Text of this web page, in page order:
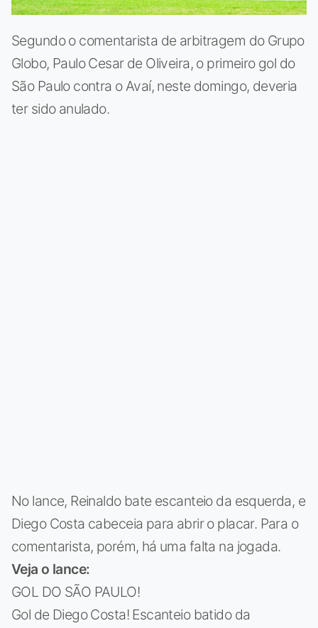
Segundo o comentarista de arbitragem do Grupo
Globo, Paulo Cesar de Oliveira, o primeiro gol do
São Paulo contra o Avaí, neste domingo, deveria
ter sido anulado.
No lance, Reinaldo bate escanteio da esquerda, e
Diego Costa cabeceia para abrir o placar. Para o
comentarista, porém, há uma falta na jogada.
Veja o lance:
GOL DO SÃO PAULO!
Gol de Diego Costa! Escanteio batido da